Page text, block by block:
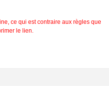
ce qui est contraire aux règles que
le lien.